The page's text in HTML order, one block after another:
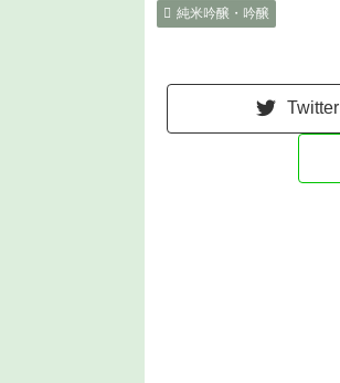
純米吟醸・吟醸
Twitter